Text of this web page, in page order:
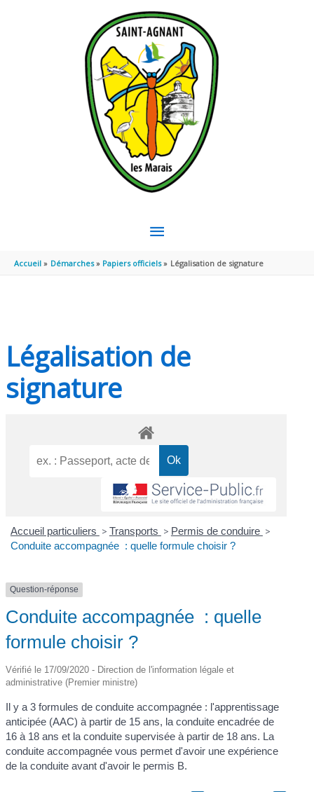
MENU
PRINCIPAL
Accueil Démarches Papiers officiels Légalisation de signature
Légalisation de
signature
Accueil particuliers > Transports > Permis de conduire >
Conduite accompagnée : quelle formule choisir ?
Question-réponse
Conduite accompagnée : quelle
formule choisir ?
Vérifié le 17/09/2020 - Direction de l'information légale et
administrative (Premier ministre)
Il y a 3 formules de conduite accompagnée : l'apprentissage
anticipée (AAC) à partir de 15 ans, la conduite encadrée de
16 à 18 ans et la conduite supervisée à partir de 18 ans. La
conduite accompagnée vous permet d'avoir une expérience
de la conduite avant d'avoir le permis B.